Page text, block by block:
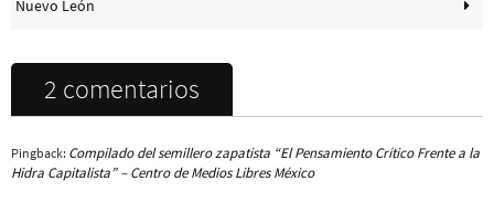
Nuevo León
2 comentarios
Pingback: Compilado del semillero zapatista “El Pensamiento Crítico Frente a la
Hidra Capitalista” – Centro de Medios Libres México